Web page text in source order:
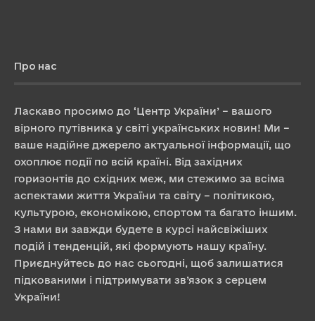
Про нас
Ласкаво просимо до ‘Центр України’ – вашого
вірного путівника у світі українських новин! Ми –
ваше надійне джерело актуальної інформації, що
охоплює події по всій країні. Від західних
горизонтів до східних меж, ми стежимо за всіма
аспектами життя України та світу – політикою,
культурою, економікою, спортом та багато іншим.
З нами ви завжди будете в курсі найсвіжіших
подій і тенденцій, які формують нашу країну.
Приєднуйтесь до нас сьогодні, щоб залишатися
підкованими і підтримувати зв’язок з серцем
України!